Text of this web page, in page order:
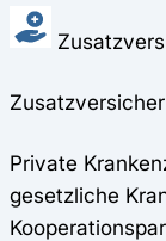
Private
gesetzliche